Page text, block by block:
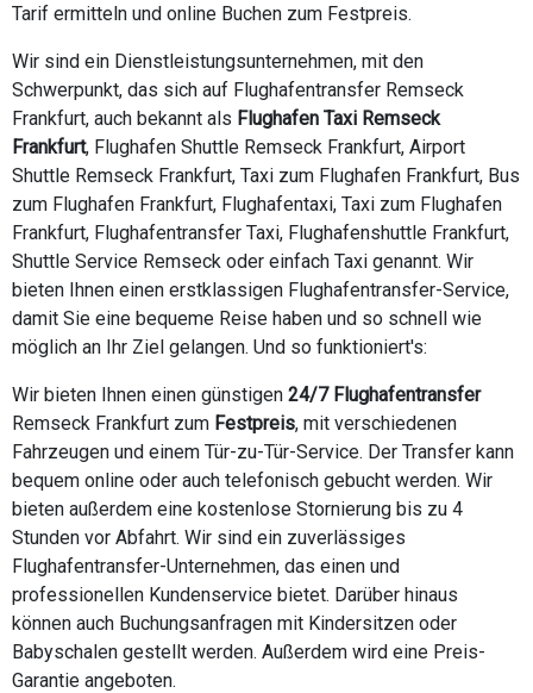
Tarif ermitteln und online Buchen zum Festpreis.
Wir sind ein Dienstleistungsunternehmen, mit den
Schwerpunkt, das sich auf Flughafentransfer Remseck
Frankfurt, auch bekannt als Flughafen Taxi Remseck
Frankfurt, Flughafen Shuttle Remseck Frankfurt, Airport
Shuttle Remseck Frankfurt, Taxi zum Flughafen Frankfurt, Bus
zum Flughafen Frankfurt, Flughafentaxi, Taxi zum Flughafen
Frankfurt, Flughafentransfer Taxi, Flughafenshuttle Frankfurt,
Shuttle Service Remseck oder einfach Taxi genannt. Wir
bieten Ihnen einen erstklassigen Flughafentransfer-Service,
damit Sie eine bequeme Reise haben und so schnell wie
möglich an Ihr Ziel gelangen. Und so funktioniert's:
Wir bieten Ihnen einen günstigen 24/7 Flughafentransfer
Remseck Frankfurt zum Festpreis, mit verschiedenen
Fahrzeugen und einem Tür-zu-Tür-Service. Der Transfer kann
bequem online oder auch telefonisch gebucht werden. Wir
bieten außerdem eine kostenlose Stornierung bis zu 4
Stunden vor Abfahrt. Wir sind ein zuverlässiges
Flughafentransfer-Unternehmen, das einen und
professionellen Kundenservice bietet. Darüber hinaus
können auch Buchungsanfragen mit Kindersitzen oder
Babyschalen gestellt werden. Außerdem wird eine Preis-
Garantie angeboten.